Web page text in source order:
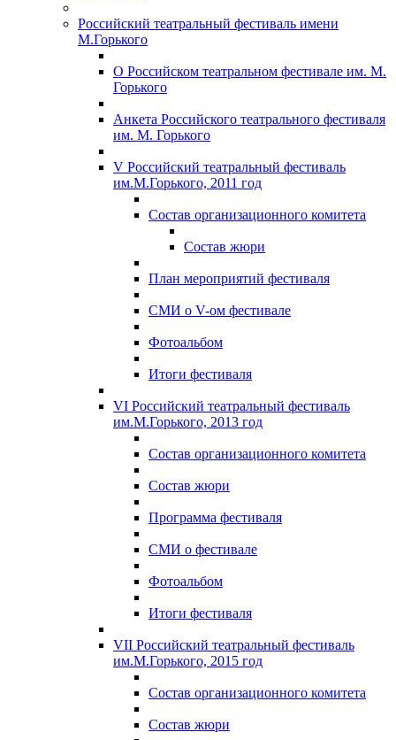
Российский театральный фестиваль имени
М.Горького
О Российском театральном фестивале им. М.
Горького
Анкета Российского театрального фестиваля
им. М. Горького
V Российский театральный фестиваль
им.М.Горького, 2011 год
Состав организационного комитета
Состав жюри
План мероприятий фестиваля
СМИ о V-ом фестивале
Фотоальбом
Итоги фестиваля
VI Российский театральный фестиваль
им.М.Горького, 2013 год
Состав организационного комитета
Состав жюри
Программа фестиваля
СМИ о фестивале
Фотоальбом
Итоги фестиваля
VII Российский театральный фестиваль
им.М.Горького, 2015 год
Состав организационного комитета
Состав жюри